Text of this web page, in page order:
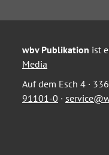
wbv Publikation ist
Media
Auf dem Esch 4 ·
91101-0 ·